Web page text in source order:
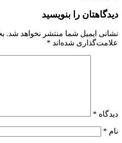
دیدگاهتان را بنویسید
نشانی ایمیل شما منتشر نخواهد شد.
علامت‌گذاری شده‌اند *
دیدگاه *
نام *